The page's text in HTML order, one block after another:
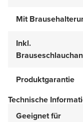
Mit
Inkl.
Produktgarantie
Technische
Geeignet für